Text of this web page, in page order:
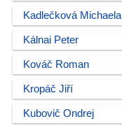
Kadlečková Michaela
Kálnai Peter
Kováč Roman
Kropáč Jiří
Kubovič Ondrej